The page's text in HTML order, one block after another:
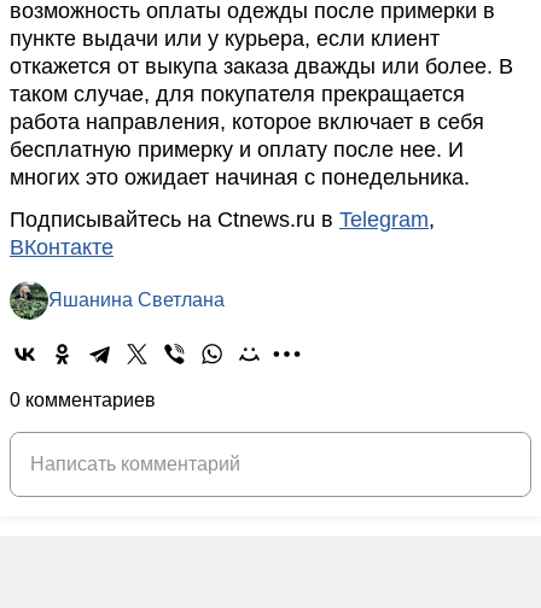
возможность оплаты одежды после примерки в
пункте выдачи или у курьера, если клиент
откажется от выкупа заказа дважды или более. В
таком случае, для покупателя прекращается
работа направления, которое включает в себя
бесплатную примерку и оплату после нее. И
многих это ожидает начиная с понедельника.
Подписывайтесь на Ctnews.ru в Telegram,
ВКонтакте
Яшанина Светлана
0 комментариев